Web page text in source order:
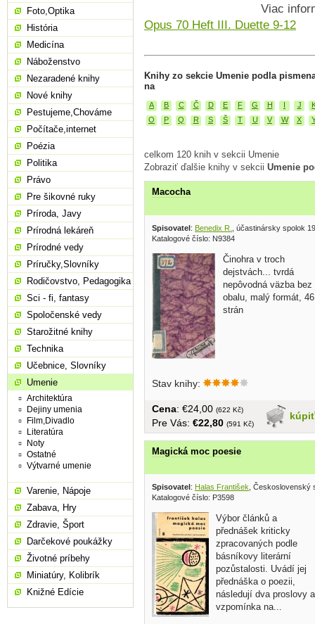
Viac
Opus 70 Heft III. Duette 9-12
Knihy zo sekcie Umenie podla
na
A B C Č D E F G H I J
O
P Q R S Š T U V W X
celkom 120 knih v sekcii Umenie
Zobraziť ďalšie knihy v sekcii Umenie
Macocha
Spisovatel: Benedix R.
, účastinársky spolok
Katalogové číslo: N9384
Činohra v troch
dejstvách... tvrdá
nepôvodná väzba bez
obalu, malý formát, 46
strán
Stav knihy:
kúpiť
Cena: €24,00 (622 Kč)
Pre Vás: €22,80 (591 Kč)
Magická moc poesie
Spisovatel : Halas František, Československý
Katalogové číslo: P3598
Výbor článků a
přednášek kriticky
zpracovaných podle
básníkovy literární
pozůstalosti. Uvádí jej
přednáška o poezii,
následují dva proslovy a
vzpomínka na...
Foto,Optika
História
Medicína
Náboženstvo
Nezaradené knihy
Nové knihy
Pestujeme,Chováme
Počítače,internet
Poézia
Politika
Právo
Pre šikovné ruky
Príroda, Javy
Prírodná lekáreň
Prírodné vedy
Príručky,Slovníky
Rodičovstvo, Pedagogika
Sci - fi, fantasy
Spoločenské vedy
Starožitné knihy
Technika
Učebnice, Slovníky
Umenie
Architektúra
Dejiny umenia
Film,Divadlo
Literatúra
Noty
Ostatné
Výtvarné umenie
Varenie, Nápoje
Zabava, Hry
Zdravie, Šport
Darčekové poukážky
Životné príbehy
Miniatúry, Kolibrík
Knižné Edície